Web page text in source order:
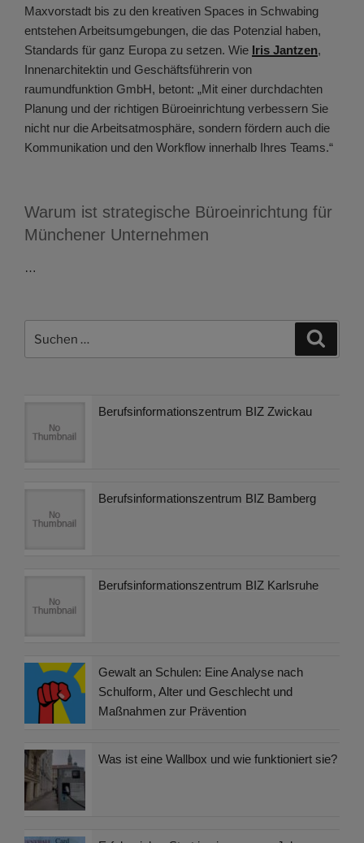
Maxvorstadt bis zu den kreativen Spaces in Schwabing
entstehen Arbeitsumgebungen, die das Potenzial haben,
Standards für ganz Europa zu setzen. Wie Iris Jantzen,
Innenarchitektin und Geschäftsführerin von
raumundfunktion GmbH, betont: „Mit einer durchdachten
Planung und der richtigen Büroeinrichtung verbessern Sie
nicht nur die Arbeitsatmosphäre, sondern fördern auch die
Kommunikation und den Workflow innerhalb Ihres Teams.“
Warum ist strategische Büroeinrichtung für
Münchener Unternehmen
…
nach:
Berufsinformationszentrum BIZ Zwickau
Berufsinformationszentrum BIZ Bamberg
Berufsinformationszentrum BIZ Karlsruhe
Gewalt an Schulen: Eine Analyse nach
Schulform, Alter und Geschlecht und
Maßnahmen zur Prävention
Was ist eine Wallbox und wie funktioniert sie?